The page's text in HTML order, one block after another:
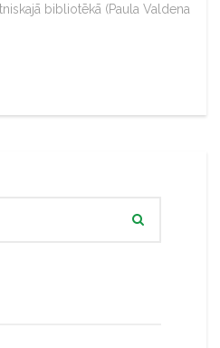
bibliotēkā (Paula Valdena